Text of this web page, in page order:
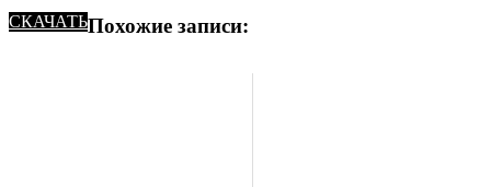
СКАЧАТЬПохожие записи: